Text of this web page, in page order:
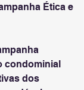
Ética e
condominial
dos